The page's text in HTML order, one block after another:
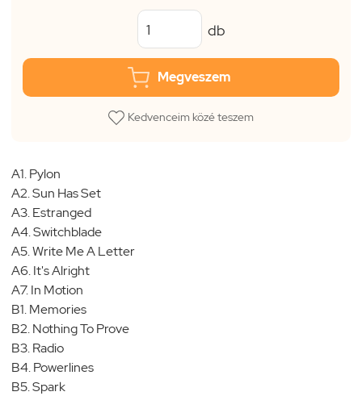
db
Megveszem
Kedvenceim közé teszem
A1. Pylon
A2. Sun Has Set
A3. Estranged
A4. Switchblade
A5. Write Me A Letter
A6. It's Alright
A7. In Motion
B1. Memories
B2. Nothing To Prove
B3. Radio
B4. Powerlines
B5. Spark